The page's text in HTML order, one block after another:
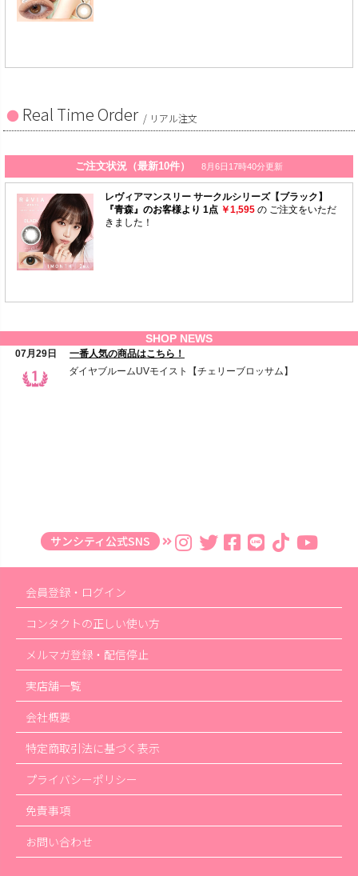
Real Time Order / リアル注文
サンシティ公式SNS
会員登録・ログイン
コンタクトの正しい使い方
メルマガ登録・配信停止
実店舗一覧
会社概要
特定商取引法に基づく表示
プライバシーポリシー
免責事項
お問い合わせ